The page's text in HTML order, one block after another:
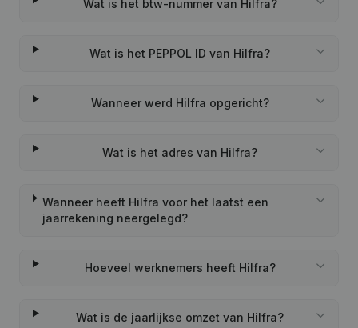
Wat is het btw-nummer van Hilfra?
Wat is het PEPPOL ID van Hilfra?
Wanneer werd Hilfra opgericht?
Wat is het adres van Hilfra?
Wanneer heeft Hilfra voor het laatst een
jaarrekening neergelegd?
Hoeveel werknemers heeft Hilfra?
Wat is de jaarlijkse omzet van Hilfra?